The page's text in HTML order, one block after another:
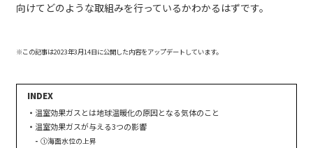
向けてどのような取組みを行っているかわかるはずです。
※この記事は2023年3月14日に公開した内容をアップデートしています。
温室効果ガスとは地球温暖化の原因となる気体のこと
温室効果ガスが与える3つの影響
①海面水位の上昇